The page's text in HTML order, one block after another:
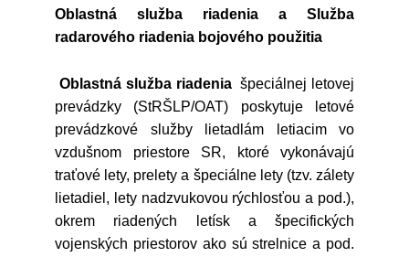
Oblastná služba riadenia a Služba
radarového riadenia bojového použitia
Oblastná služba riadenia špeciálnej letovej
prevádzky (StRŠLP/OAT) poskytuje letové
prevádzkové služby lietadlám letiacim vo
vzdušnom priestore SR, ktoré vykonávajú
traťové lety, prelety a špeciálne lety (tzv. zálety
lietadiel, lety nadzvukovou rýchlosťou a pod.),
okrem riadených letísk a špecifických
vojenských priestorov ako sú strelnice a pod.